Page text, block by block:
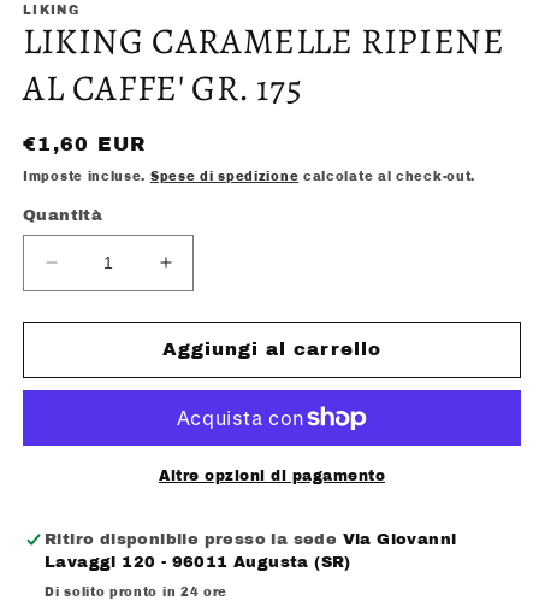
multimediali
1
in
modale
LIKING
LIKING CARAMELLE RIPIENE
AL CAFFE' GR. 175
Prezzo
di
€1,60 EUR
Imposte incluse. Spese di spedizione calcolate al check-out.
Quantità
Diminuisci
quantità
per
CARAMELLE
CAFFE&#39;
Aumenta
quantità
per
LIKING
CARAMELLE
AL
CAFFE&#39;
GR.
Aggiungi al carrello
Altre opzioni di pagamento
Ritiro disponibile presso la sede Via Giovanni
Lavaggi 120 - 96011 Augusta (SR)
Di solito pronto in 24 ore